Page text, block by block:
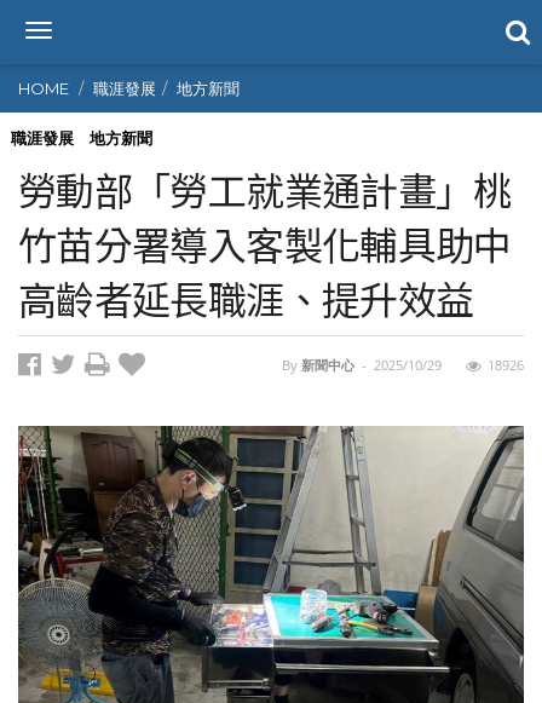
T
g
g
l
n
a
v
i
g
a
t
HOME 職涯發展 地方新聞
職涯發展 地方新聞
勞動部「勞工就業通計畫」桃
竹苗分署導入客製化輔具助中
高齡者延長職涯、提升效益
By 新聞中心 - 2025/10/29 18926